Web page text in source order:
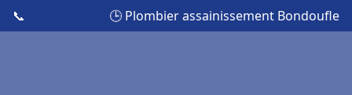
📞 🕒 Plombier assainissement Bondoufle